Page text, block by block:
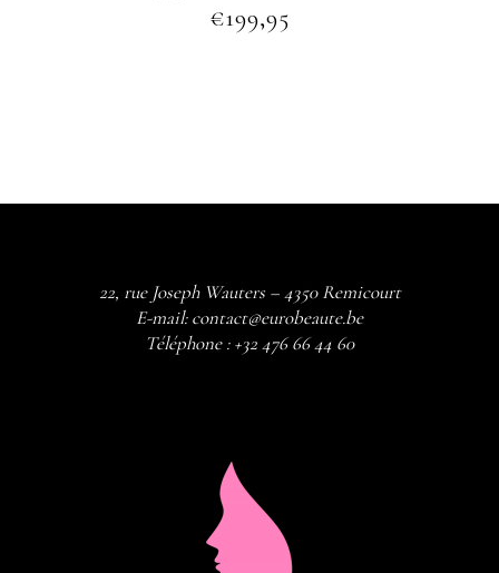
€199,95
22, rue Joseph Wauters – 4350 Remicourt
E-mail:contact@eurobeaute.be
Téléphone :+32 476 66 44 60